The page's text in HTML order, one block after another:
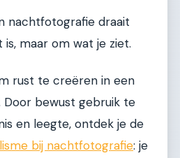
nachtfotografie draait
maar om wat je ziet.
rust te creëren in een
Door bewust gebruik te
en leegte, ontdek je de
bij nachtfotografie: je